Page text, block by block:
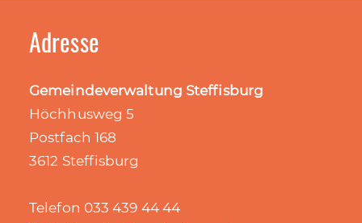
Adresse
Gemeindeverwaltung Steffisburg
Höchhusweg 5
Postfach 168
3612 Steffisburg
Telefon 033 439 44 44